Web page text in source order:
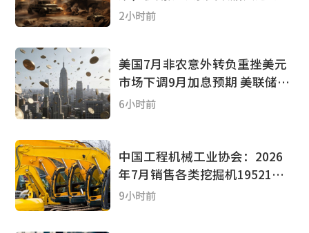
特朗普却说谈判“取得进展”
2小时前
美国7月非农意外转负重挫美元
市场下调9月加息预期 美联储或
继续按兵不动
6小时前
中国工程机械工业协会：2026
年7月销售各类挖掘机19521台
同比增长13.9%
9小时前